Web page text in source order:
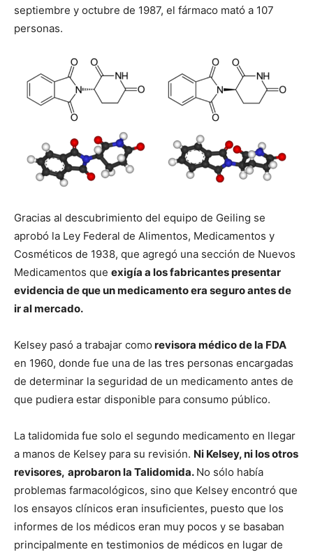
septiembre y octubre de 1987, el fármaco mató a 107
personas.
Gracias al descubrimiento del equipo de Geiling se
aprobó la Ley Federal de Alimentos, Medicamentos y
Cosméticos de 1938, que agregó una sección de Nuevos
Medicamentos que exigía a los fabricantes presentar
evidencia de que un medicamento era seguro antes de
ir al mercado.
Kelsey pasó a trabajar como revisora médico de la FDA
en 1960, donde fue una de las tres personas encargadas
de determinar la seguridad de un medicamento antes de
que pudiera estar disponible para consumo público.
La talidomida fue solo el segundo medicamento en llegar
a manos de Kelsey para su revisión. Ni Kelsey, ni los otros
revisores, aprobaron la Talidomida. No sólo había
problemas farmacológicos, sino que Kelsey encontró que
los ensayos clínicos eran insuficientes, puesto que los
informes de los médicos eran muy pocos y se basaban
principalmente en testimonios de médicos en lugar de